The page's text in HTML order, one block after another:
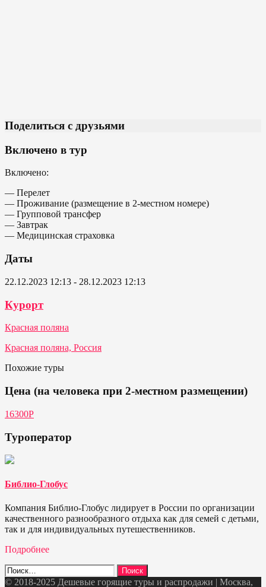
Поделиться с друзьями
Включено в тур
Включено:
— Перелет
— Проживание (размещение в 2-местном номере)
— Групповой трансфер
— Завтрак
— Медицинская страховка
Даты
22.12.2023 12:13 - 28.12.2023 12:13
Курорт
Красная поляна
Красная поляна, Россия
Похожие туры
Цена (на человека при 2-местном размещении)
16300Р
Туроператор
Библио-Глобус
Компания Библио-Глобус лидирует в России по организации
качественного разнообразного отдыха как для семей с детьми,
так и для индивидуальных путешественников.
Подробнее
Найти:
© 2018-2025 Дешевые горящие туры и распродажи | Москва,